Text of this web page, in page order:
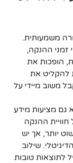
משמעותית.
זמני ההנקה,
הופכות את
להקליט את
משוב מיידי על
גם מציעות מידע
חוויית ההנקה
יותר, אך יש
שילוב
לתוצאות טובות